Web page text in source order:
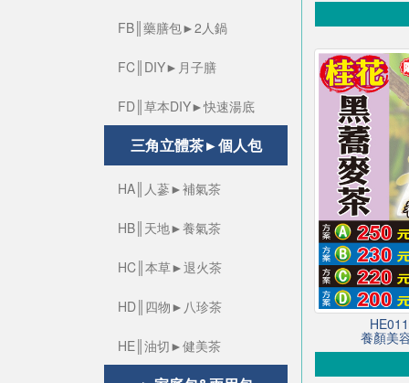
養顏美
FB║藥膳包►2人鍋
FC║DIY►月子膳
FD║草本DIY►快速湯底
三角立體茶►個人包
HA║人蔘►補氣茶
HB║天地►養氣茶
HC║本草►退火茶
HD║四物►八珍茶
HE║油切►健美茶